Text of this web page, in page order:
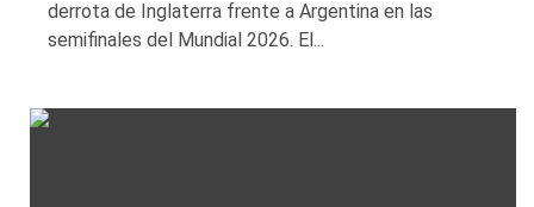
derrota de Inglaterra frente a Argentina en las
semifinales del Mundial 2026. El...